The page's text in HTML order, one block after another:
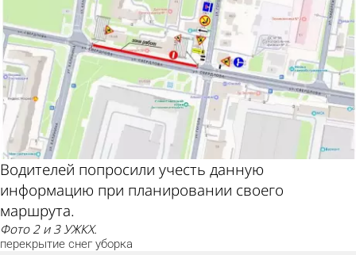
Водителей попросили учесть данную
информацию при планировании своего
маршрута.
Фото 2 и 3 УЖКХ.
перекрытие снег уборка